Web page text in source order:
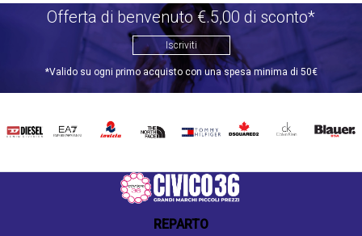
Offerta di benvenuto €.5,00 di sconto*
Iscriviti
*Valido su ogni primo acquisto con una spesa minima di 50€
DIESEL EA7 INVICTATHE
TOMMY
DSQUARED2
CALVIN BLAUER
REPARTO